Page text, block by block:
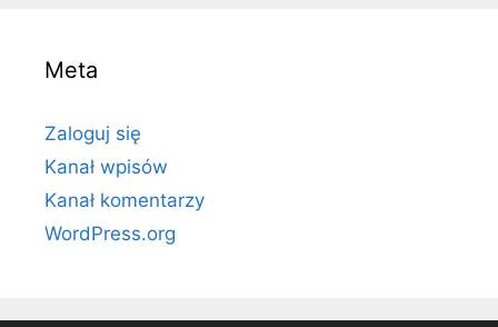
Meta
Zaloguj się
Kanał wpisów
Kanał komentarzy
WordPress.org